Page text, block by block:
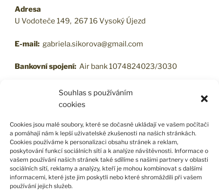
Souhlas s používáním
cookies
Cookies jsou malé soubory, které se dočasně ukládají ve vašem počítači
a pomáhají nám k lepší uživatelské zkušenosti na našich stránkách.
Cookies používáme k personalizaci obsahu stránek a reklam,
poskytování funkcí sociálních sítí a k analýze návštěvnosti. Informace o
vašem používání našich stránek také sdílíme s našimi partnery v oblasti
sociálních sítí, reklamy a analýzy, kteří je mohou kombinovat s dalšími
informacemi, které jste jim poskytli nebo které shromáždili při vašem
používání jejich služeb.
Adresa
U Vodoteče 149, 267 16 Vysoký Újezd
E-mail: gabriela.sikorova@gmail.com
Bankovní spojení: Air bank 1074824023/3030
PODMÍNKY OCHRANY OSOBNÍCH ÚDAJŮ